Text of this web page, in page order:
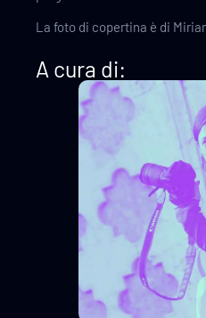
La foto di copertina è di
A cura di: